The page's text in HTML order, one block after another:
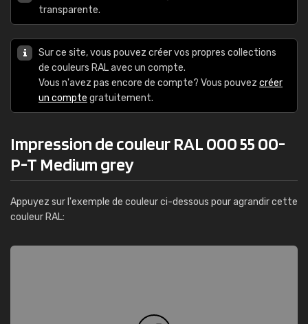
transparente.
Sur ce site, vous pouvez créer vos propres collections
de couleurs RAL avec un compte.
Vous n'avez pas encore de compte? Vous pouvez créer
un compte gratuitement.
Impression de couleur RAL 000 55 00-
P-T Medium grey
Appuyez sur l'exemple de couleur ci-dessous pour agrandir cette
couleur RAL: